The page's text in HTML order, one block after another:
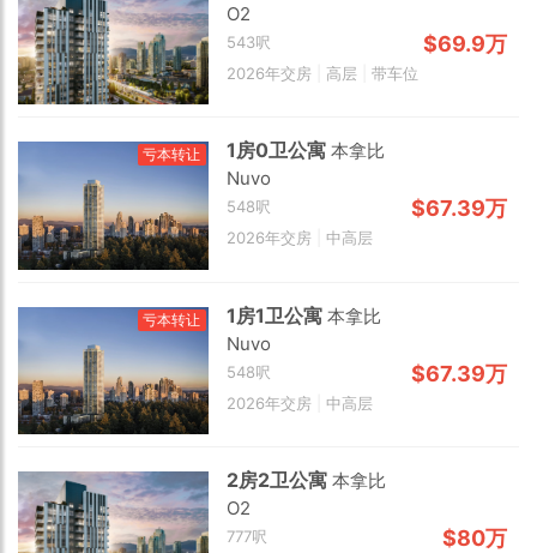
2 km
O2
543呎 $69.9万
2026年交房 高层 带车位
亏本转让 1房0卫公寓本拿比
Nuvo
548呎 $67.39万
2026年交房 中高层
亏本转让 1房1卫公寓本拿比
Nuvo
548呎 $67.39万
2026年交房 中高层
2房2卫公寓本拿比
O2
777呎 $80万